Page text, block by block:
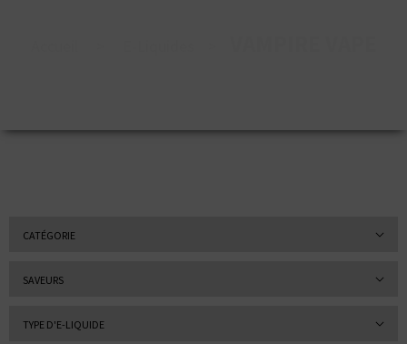
CATÉGORIE
SAVEURS
TYPE D'E-LIQUIDE